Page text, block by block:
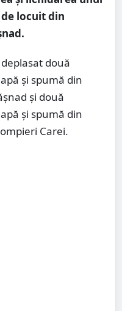
locuit din
două
și spumă din
și două
și spumă din
Carei.